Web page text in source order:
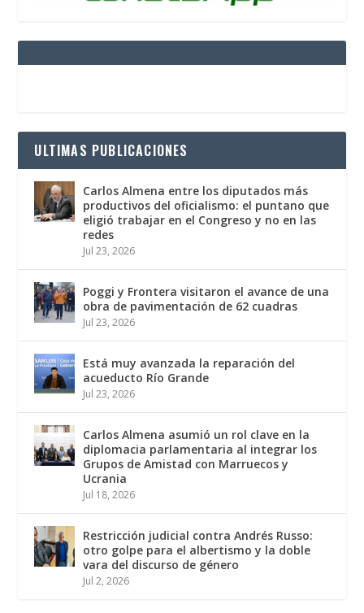
ULTIMAS PUBLICACIONES
Carlos Almena entre los diputados más
productivos del oficialismo: el puntano que
eligió trabajar en el Congreso y no en las
redes
Jul 23, 2026
Poggi y Frontera visitaron el avance de una
obra de pavimentación de 62 cuadras
Jul 23, 2026
Está muy avanzada la reparación del
acueducto Río Grande
Jul 23, 2026
Carlos Almena asumió un rol clave en la
diplomacia parlamentaria al integrar los
Grupos de Amistad con Marruecos y
Ucrania
Jul 18, 2026
Restricción judicial contra Andrés Russo:
otro golpe para el albertismo y la doble
vara del discurso de género
Jul 2, 2026